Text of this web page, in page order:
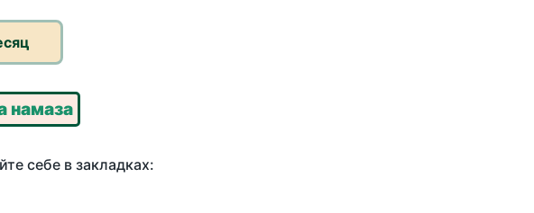
намаза
себе в закладках: